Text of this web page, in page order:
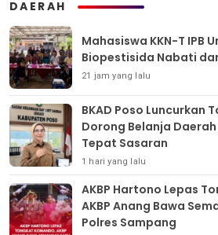
DAERAH
Mahasiswa KKN-T IPB
Biopestisida Nabati
21 jam yang lalu
BKAD Poso Luncurkan
Dorong Belanja
Tepat Sasaran
1 hari yang lalu
AKBP Hartono Lepas
AKBP Anang Bawa
Polres Sampang